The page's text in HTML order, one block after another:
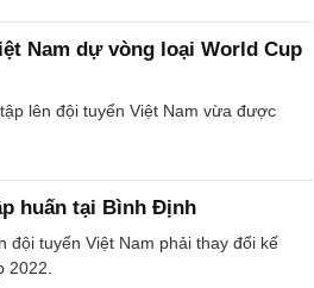
Nam dự vòng loại World Cup
lên đội tuyển Việt Nam vừa được
huấn tại Bình Định
đội tuyển Việt Nam phải thay đổi kế
2022.